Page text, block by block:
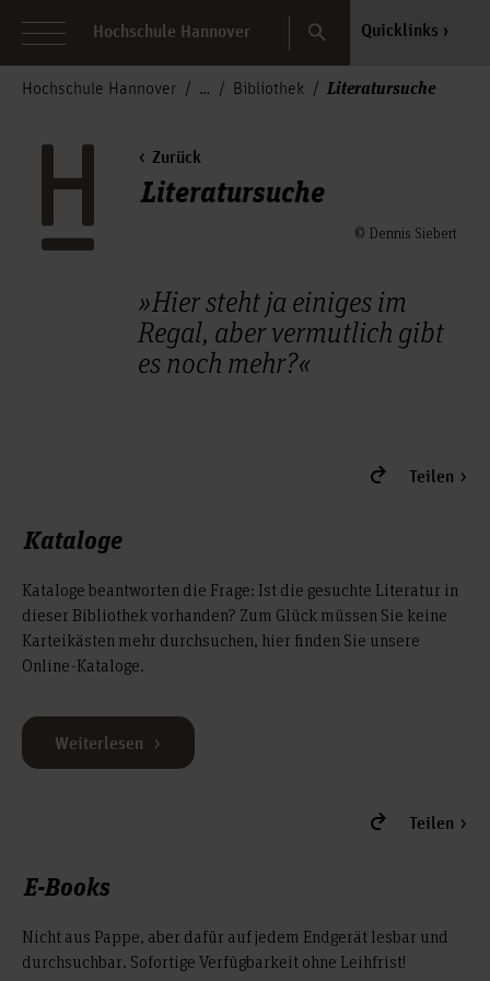
Hochschule Hannover Search Quicklinks
Hochschule Hannover Bibliothek Literatursuche
Zurück
Literatursuche
© Dennis Siebert
»Hier steht ja einiges im
Regal, aber vermutlich gibt
es noch mehr?«
Teilen
Kataloge
Kataloge beantworten die Frage: Ist die gesuchte Literatur in
dieser Bibliothek vorhanden? Zum Glück müssen Sie keine
Karteikästen mehr durchsuchen, hier finden Sie unsere
Online-Kataloge.
Weiterlesen
Teilen
E-Books
Nicht aus Pappe, aber dafür auf jedem Endgerät lesbar und
durchsuchbar. Sofortige Verfügbarkeit ohne Leihfrist!